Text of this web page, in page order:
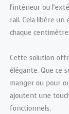
l’intérieur ou
rail. Cela libère
chaque
Cette solution
élégante. Que ce
manger ou pour
ajoutent une
fonctionnels.